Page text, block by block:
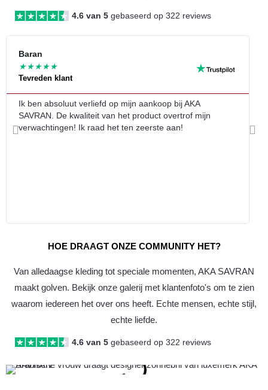
4.6 van 5 gebaseerd op 322 reviews
Baran
★★★★★
Tevreden klant
Ik ben absoluut verliefd op mijn aankoop bij AKA
SAVRAN. De kwaliteit van het product overtrof mijn
verwachtingen! Ik raad het ten zeerste aan!
Vorige
HOE DRAAGT ONZE COMMUNITY HET?
Van alledaagse kleding tot speciale momenten, AKA SAVRAN
maakt golven. Bekijk onze galerij met klantenfoto's om te zien
waarom iedereen het over ons heeft. Echte mensen, echte stijl,
echte liefde.
4.6 van 5 gebaseerd op 322 reviews